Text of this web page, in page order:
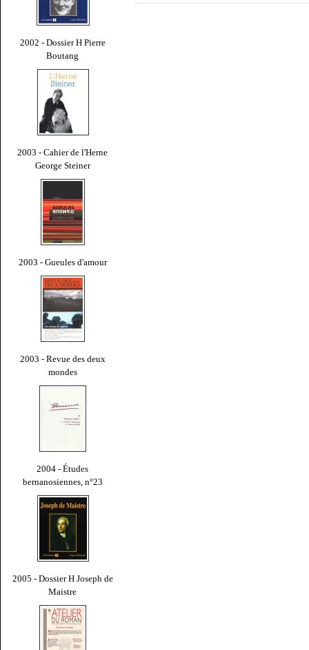
2002 - Dossier H Pierre
Boutang
2003 - Cahier de l'Herne
George Steiner
2003 - Gueules d'amour
2003 - Revue des deux
mondes
2004 - Études
bernanosiennes, n°23
2005 - Dossier H Joseph de
Maistre